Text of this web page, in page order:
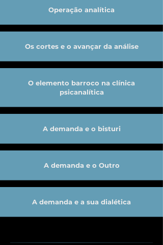
Operação analítica
Os cortes e o avançar da análise
O elemento barroco na clínica
psicanalítica
A demanda e o bisturi
A demanda e o Outro
A demanda e a sua dialética